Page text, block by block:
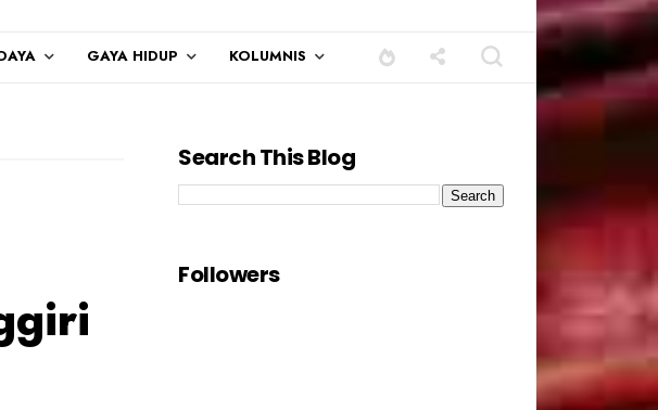
GAYA HIDUP KOLUMNIS
Search This Blog
Followers